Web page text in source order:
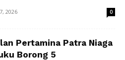
2026 0
Pertamina Patra Niaga
Borong 5